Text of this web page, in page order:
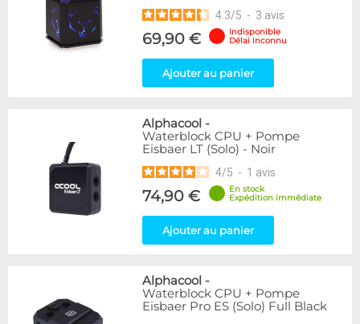
4.3/5 - 3 avis
69,90 €
Indisponible
Délai inconnu
Ajouter au panier
Alphacool -
Waterblock CPU + Pompe
Eisbaer LT (Solo) - Noir
4/5 - 1 avis
74,90 €
En stock
Expédition immédiate
Ajouter au panier
Alphacool -
Waterblock CPU + Pompe
Eisbaer Pro ES (Solo) Full Black